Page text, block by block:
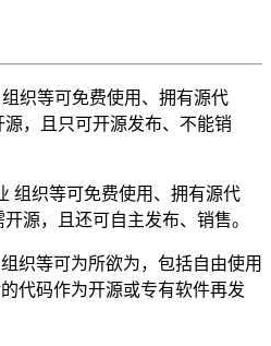
织等可免费使用、拥有源代
，且只可开源发布、不能销
组织等可免费使用、拥有源代
源，且还可自主发布、销售。
织等可为所欲为，包括自由使用
代码作为开源或专有软件再发